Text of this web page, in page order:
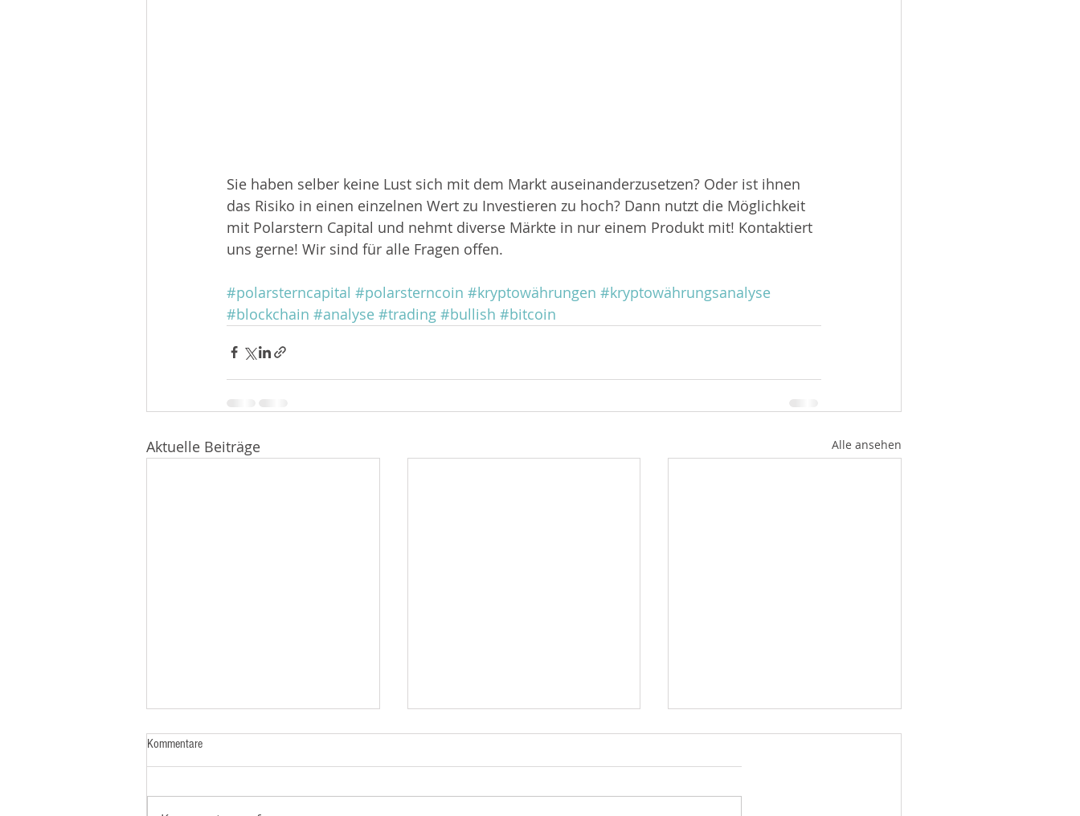
Sie haben selber keine Lust sich mit dem Markt auseinanderzusetzen? Oder ist ihnen
das Risiko in einen einzelnen Wert zu Investieren zu hoch? Dann nutzt die Möglichkeit
mit Polarstern Capital und nehmt diverse Märkte in nur einem Produkt mit! Kontaktiert
uns gerne! Wir sind für alle Fragen offen.
#polarsterncapital #polarsterncoin #kryptowährungen #kryptowährungsanalyse
#blockchain #analyse #trading #bullish #bitcoin
Aktuelle Beiträge Alle ansehen
Kommentare